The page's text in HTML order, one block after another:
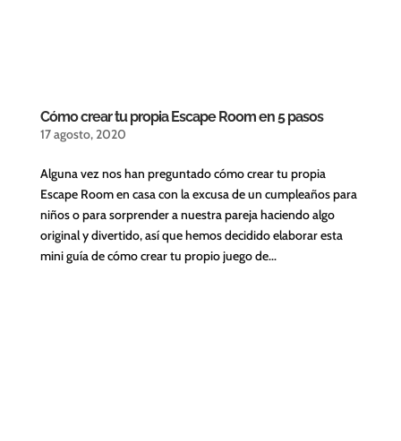
Cómo crear tu propia Escape Room en 5 pasos
17 agosto, 2020
Alguna vez nos han preguntado cómo crear tu propia
Escape Room en casa con la excusa de un cumpleaños para
niños o para sorprender a nuestra pareja haciendo algo
original y divertido, así que hemos decidido elaborar esta
mini guía de cómo crear tu propio juego de...